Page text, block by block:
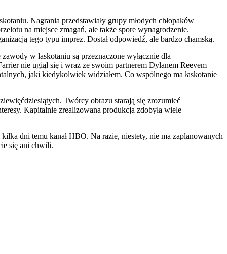
Nagrania przedstawiały grupy młodych chłopaków
na miejsce zmagań, ale także spore wynagrodzenie.
tego typu imprez. Dostał odpowiedź, ale bardzo chamską.
w łaskotaniu są przeznaczone wyłącznie dla
nie ugiął się i wraz ze swoim partnerem Dylanem Reevem
jaki kiedykolwiek widziałem. Co wspólnego ma łaskotanie
Twórcy obrazu starają się zrozumieć
Kapitalnie zrealizowana produkcja zdobyła wiele
kilka dni temu kanał HBO. Na razie, niestety, nie ma zaplanowanych
się ani chwili.